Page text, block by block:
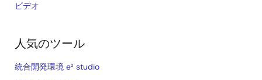
ビデオ
人気のツール
統合開発環境 e² studio